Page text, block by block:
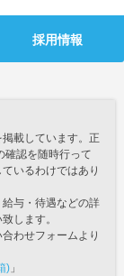
採用情報
載しています。正
確認を随時行って
いるわけではあり
与・待遇などの詳
します。
わせフォームより
) 」